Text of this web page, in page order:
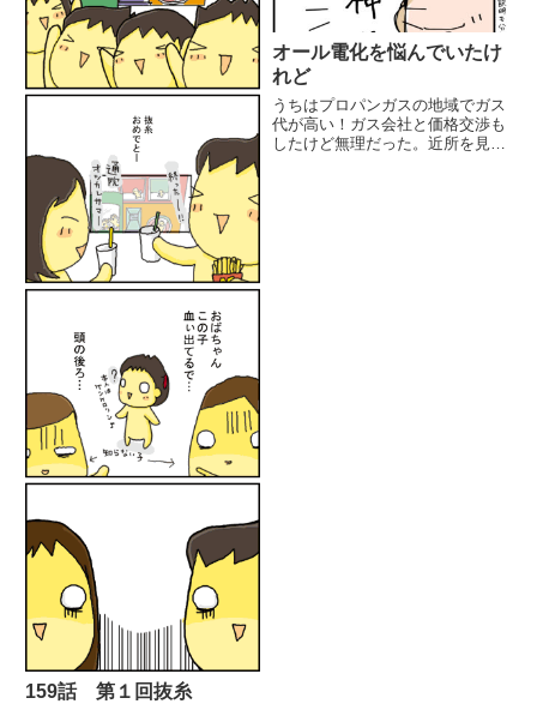
159話 第１回抜糸
オール電化を悩んでいたけ
れど
うちはプロパンガスの地域でガス
代が高い！ガス会社と価格交渉も
したけど無理だった。近所を見回